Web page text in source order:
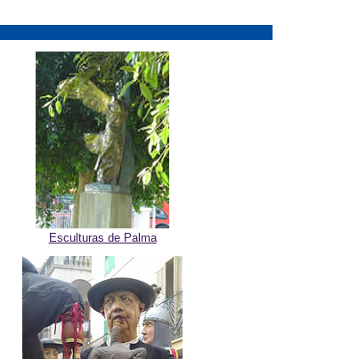
Esculturas de Palma